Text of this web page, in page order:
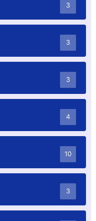
3
3
3
4
10
3